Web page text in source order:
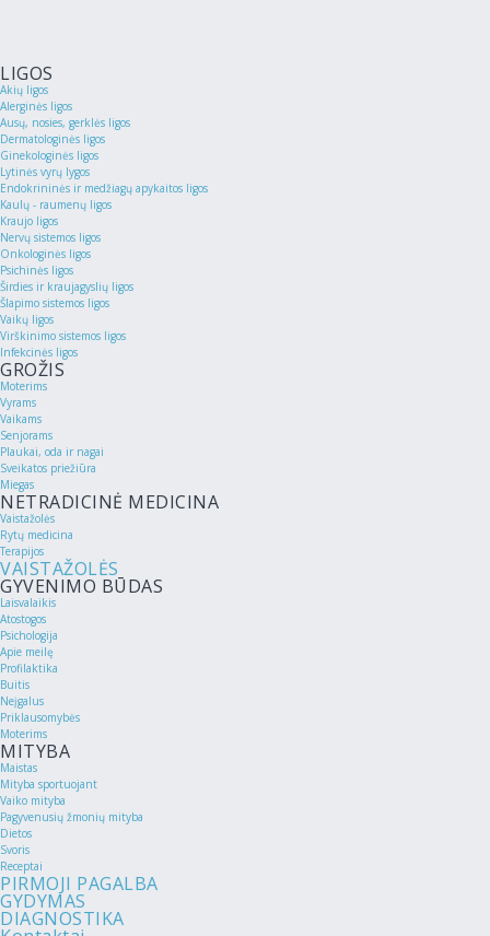
LIGOS
Akių ligos
Alerginės ligos
Ausų, nosies, gerklės ligos
Dermatologinės ligos
Ginekologinės ligos
Lytinės vyrų lygos
Endokrininės ir medžiagų apykaitos ligos
Kaulų - raumenų ligos
Kraujo ligos
Nervų sistemos ligos
Onkologinės ligos
Psichinės ligos
Širdies ir kraujagyslių ligos
Šlapimo sistemos ligos
Vaikų ligos
Virškinimo sistemos ligos
Infekcinės ligos
GROŽIS
Moterims
Vyrams
Vaikams
Senjorams
Plaukai, oda ir nagai
Sveikatos priežiūra
Miegas
NETRADICINĖ MEDICINA
Vaistažolės
Rytų medicina
Terapijos
VAISTAŽOLĖS
GYVENIMO BŪDAS
Laisvalaikis
Atostogos
Psichologija
Apie meilę
Profilaktika
Buitis
Neįgalus
Priklausomybės
Moterims
MITYBA
Maistas
Mityba sportuojant
Vaiko mityba
Pagyvenusių žmonių mityba
Dietos
Svoris
Receptai
PIRMOJI PAGALBA
GYDYMAS
DIAGNOSTIKA